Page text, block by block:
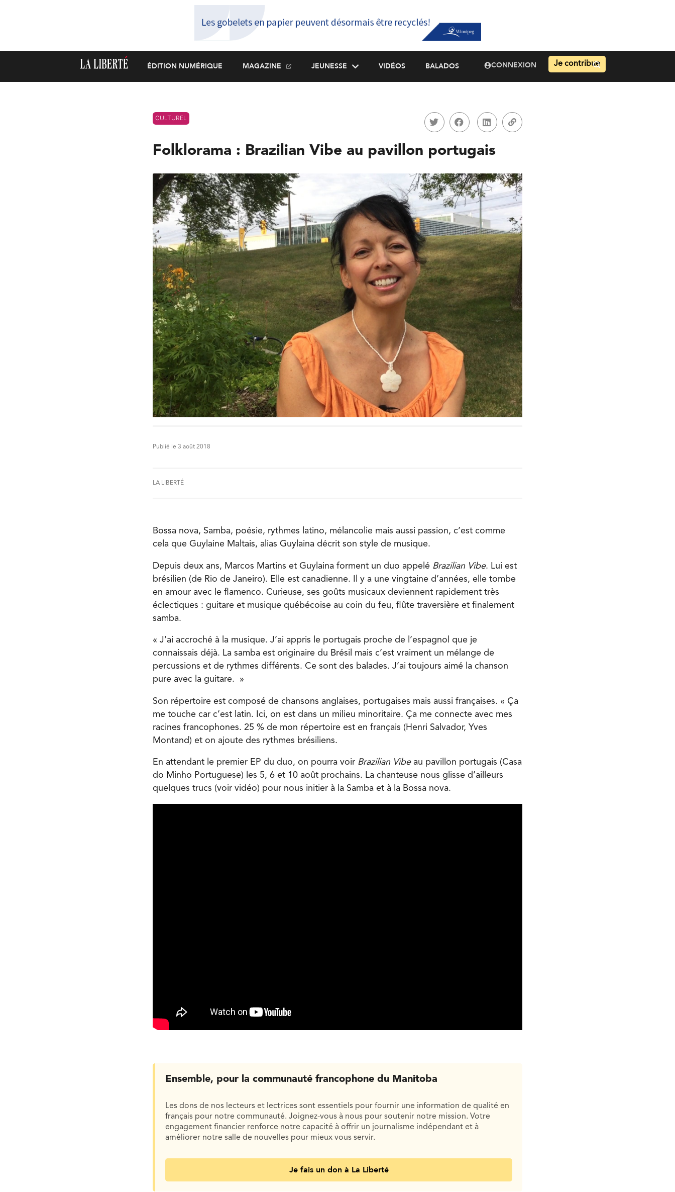
ÉDITION NUMÉRIQUE MAGAZINE JEUNESSE VIDÉOS BALADOS CONNEXION Je contribue
CULTUREL
Folklorama : Brazilian Vibe au pavillon portugais
Publié le 3 août 2018
LA LIBERTÉ
Bossa nova, Samba, poésie, rythmes latino, mélancolie mais aussi passion, c’est comme
cela que Guylaine Maltais, alias Guylaina décrit son style de musique.
Depuis deux ans, Marcos Martins et Guylaina forment un duo appelé Brazilian Vibe. Lui est
brésilien (de Rio de Janeiro). Elle est canadienne. Il y a une vingtaine d’années, elle tombe
en amour avec le flamenco. Curieuse, ses goûts musicaux deviennent rapidement très
éclectiques : guitare et musique québécoise au coin du feu, flûte traversière et finalement
samba.
« J’ai accroché à la musique. J’ai appris le portugais proche de l’espagnol que je
connaissais déjà. La samba est originaire du Brésil mais c’est vraiment un mélange de
percussions et de rythmes différents. Ce sont des balades. J’ai toujours aimé la chanson
pure avec la guitare. »
Son répertoire est composé de chansons anglaises, portugaises mais aussi françaises. « Ça
me touche car c’est latin. Ici, on est dans un milieu minoritaire. Ça me connecte avec mes
racines francophones. 25 % de mon répertoire est en français (Henri Salvador, Yves
Montand) et on ajoute des rythmes brésiliens.
En attendant le premier EP du duo, on pourra voir Brazilian Vibeau pavillon portugais (Casa
do Minho Portuguese) les 5, 6 et 10 août prochains. La chanteuse nous glisse d’ailleurs
quelques trucs (voir vidéo) pour nous initier à la Samba et à la Bossa nova.
Ensemble, pour la communauté francophone du Manitoba
Les dons de nos lecteurs et lectrices sont essentiels pour fournir une information de qualité en
français pour notre communauté. Joignez-vous à nous pour soutenir notre mission. Votre
engagement financier renforce notre capacité à offrir un journalisme indépendant et à
améliorer notre salle de nouvelles pour mieux vous servir.
Je fais un don à La Liberté